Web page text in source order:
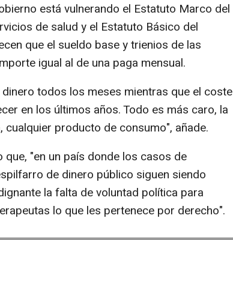
está vulnerando el Estatuto Marco del
de salud y el Estatuto Básico del
que el sueldo base y trienios de las
igual al de una paga mensual.
todos los meses mientras que el coste
en los últimos años. Todo es más caro, la
cualquier producto de consumo", añade.
que, "en un país donde los casos de
de dinero público siguen siendo
la falta de voluntad política para
lo que les pertenece por derecho".